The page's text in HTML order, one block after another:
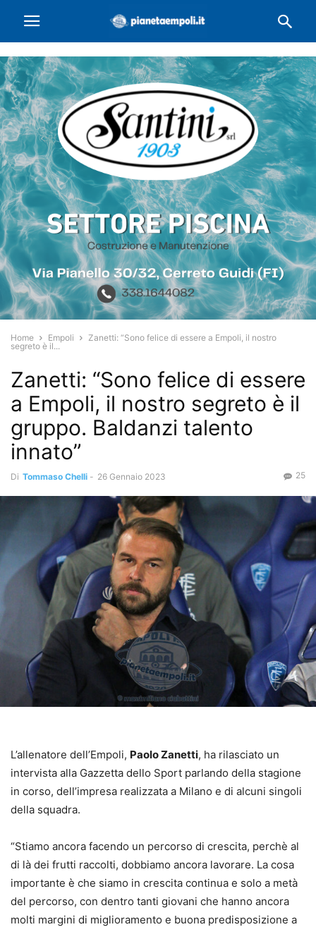
Home Empoli
Zanetti: “Sono felice di essere a Empoli, il nostro
segreto è il...
Zanetti: “Sono felice di essere
a Empoli, il nostro segreto è il
gruppo. Baldanzi talento
innato”
Di Tommaso Chelli - 26 Gennaio 2023 25
L’allenatore dell’Empoli, Paolo Zanetti, ha rilasciato un
intervista alla Gazzetta dello Sport parlando della stagione
in corso, dell’impresa realizzata a Milano e di alcuni singoli
della squadra.
“Stiamo ancora facendo un percorso di crescita, perchè al
di là dei frutti raccolti, dobbiamo ancora lavorare. La cosa
importante è che siamo in crescita continua e solo a metà
del percorso, con dentro tanti giovani che hanno ancora
molti margini di miglioramento e buona predisposizione a